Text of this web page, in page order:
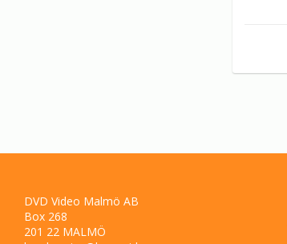
DVD Video Malmö AB
Box 268
201 22 MALMÖ